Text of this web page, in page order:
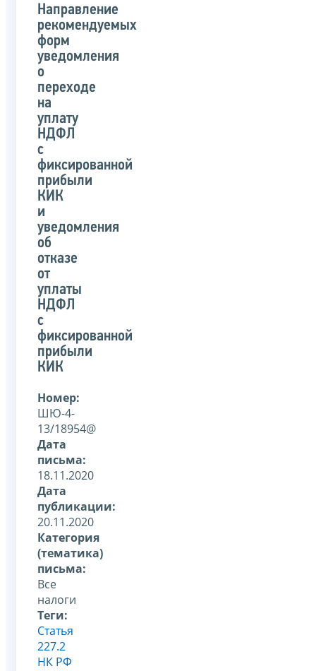
органом
указанного
Направление
рекомендуемых
форм
уведомления
о
переходе
на
уплату
НДФЛ
с
фиксированной
прибыли
КИК
и
уведомления
об
отказе
от
уплаты
НДФЛ
с
фиксированной
прибыли
КИК
Номер:
ШЮ-4-
13/18954@
Дата
письма:
18.11.2020
Дата
публикации:
20.11.2020
Категория
(тематика)
письма:
Все
налоги
Теги:
Статья
227.2
НК РФ